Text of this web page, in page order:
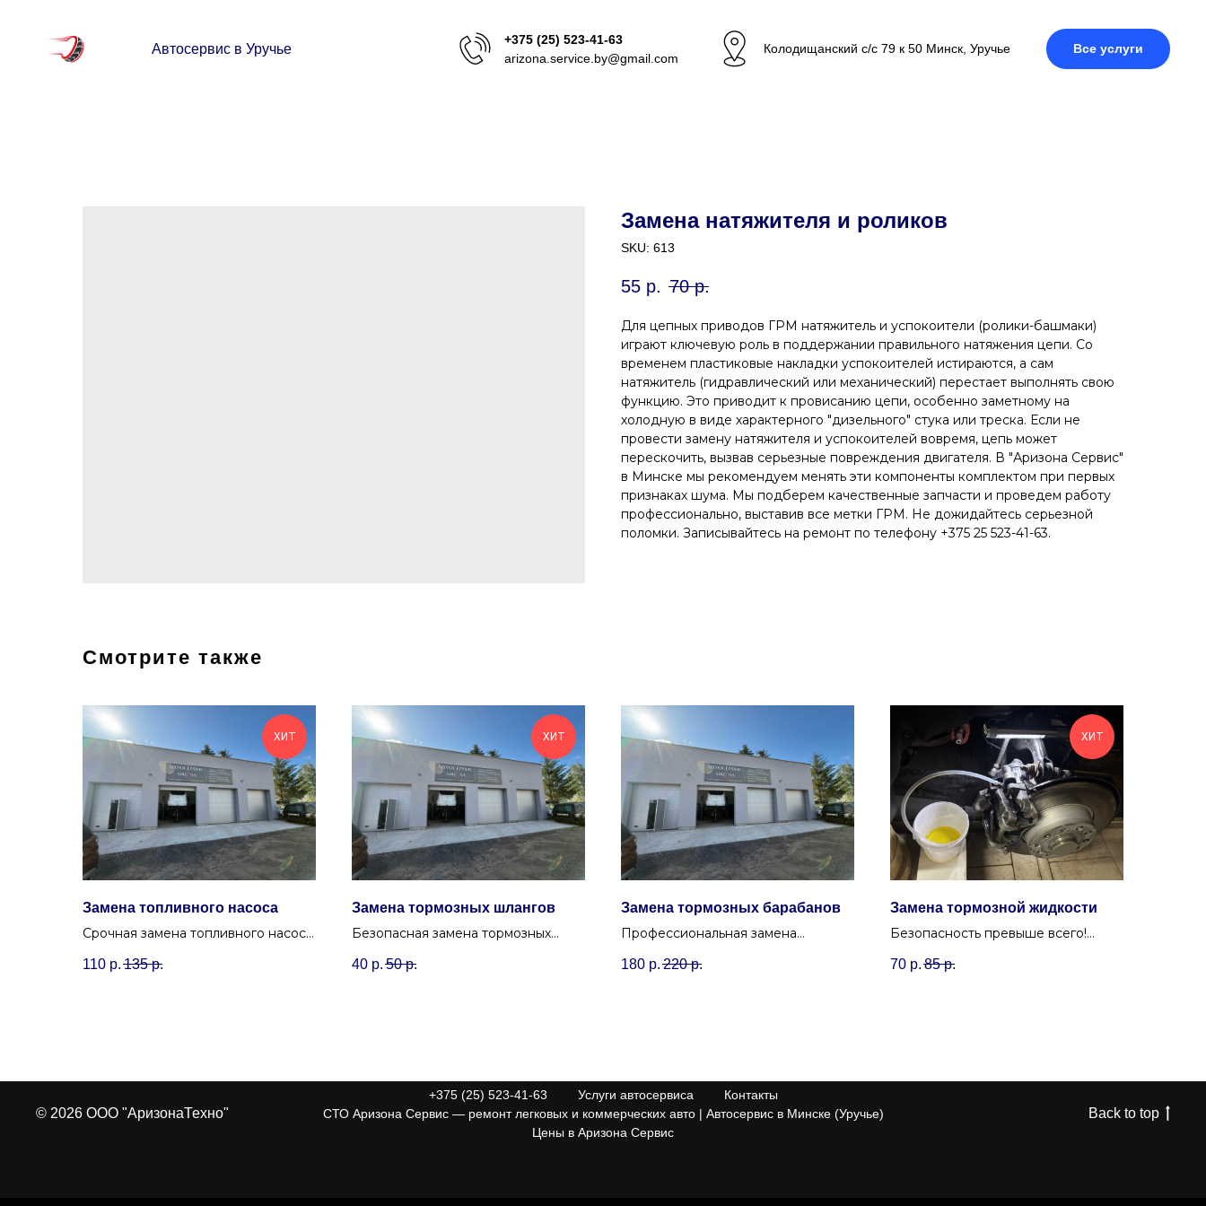
Автосервис в Уручье
+375 (25) 523-41-63
arizona.service.by@gmail.com
Колодищанский с/с 79 к 50 Минск, Уручье Все услуги
Замена натяжителя и роликов
SKU: 613
55 р. 70 р.
Для цепных приводов ГРМ натяжитель и успокоители (ролики-башмаки)
играют ключевую роль в поддержании правильного натяжения цепи. Со
временем пластиковые накладки успокоителей истираются, а сам
натяжитель (гидравлический или механический) перестает выполнять свою
функцию. Это приводит к провисанию цепи, особенно заметному на
холодную в виде характерного "дизельного" стука или треска. Если не
провести замену натяжителя и успокоителей вовремя, цепь может
перескочить, вызвав серьезные повреждения двигателя. В "Аризона Сервис"
в Минске мы рекомендуем менять эти компоненты комплектом при первых
признаках шума. Мы подберем качественные запчасти и проведем работу
профессионально, выставив все метки ГРМ. Не дожидайтесь серьезной
поломки. Записывайтесь на ремонт по телефону +375 25 523-41-63.
Смотрите также
ХИТ
Замена топливного насоса
Срочная замена топливного насоса
системы питания в автосервисе
110 р. 135 р.
ХИТ
Замена тормозных шлангов
Безопасная замена тормозных
герметичность и заменим
40 р. 50 р.
Замена тормозных барабанов
Профессиональная замена
(Уручье) для отечественных и
180 р. 220 р.
ХИТ
Замена тормозной жидкости
Безопасность превыше всего!
прокачкой тормозной системы для
70 р. 85 р.
© 2026 ООО "АризонаТехно"
+375 (25) 523-41-63 Услуги автосервиса
Контакты
СТО Аризона Сервис — ремонт легковых и коммерческих авто | Автосервис в Минске (Уручье)
Цены в Аризона Сервис
Back to top